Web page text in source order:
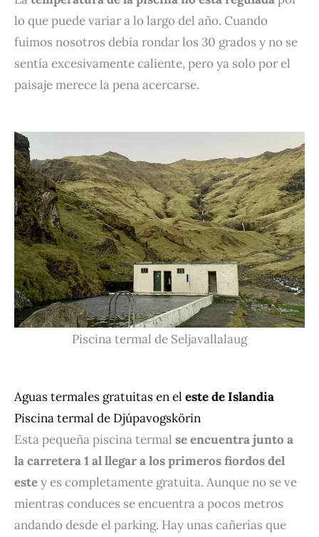
lo que puede variar a lo largo del año. Cuando
fuimos nosotros debía rondar los 30 grados y no se
sentía excesivamente caliente, pero ya solo por el
paisaje merece la pena acercarse.
Piscina termal de Seljavallalaug
Aguas termales gratuitas en el este de Islandia
Piscina termal de Djúpavogskörin
Esta pequeña piscina termal se encuentra junto a
la carretera 1al llegar a los primeros fiordos del
estey es completamente gratuita. Aunque no se ve
mientras conduces se encuentra a pocos metros
andando desde el parking. Hay unas cañerías que